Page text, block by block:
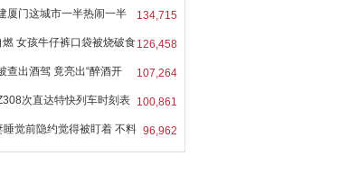
134,715
厦门这城市一半热闹一半
126,458
女孩牛仔裤口袋被烧破食
107,264
查出酒驾 竟亮出“醉酒开
100,861
次直达特快列车时刻表
96,962
睡觉前隐约觉得被盯着 不料